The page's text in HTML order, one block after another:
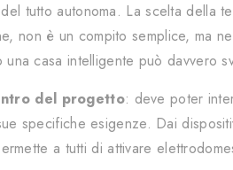
tutto autonoma. La scelta della
non è un compito semplice, ma
casa intelligente può davvero
del progetto: deve poter
specifiche esigenze. Dai
a tutti di attivare